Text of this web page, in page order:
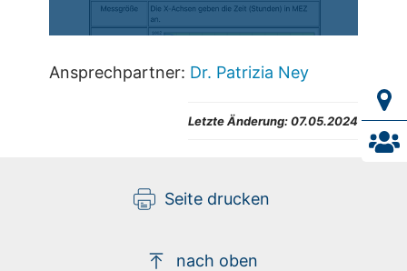
Ansprechpartner: Dr. Patrizia Ney
Letzte Änderung:07.05.2024
Seite drucken
nach oben